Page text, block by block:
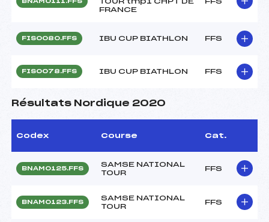
FRANCE
FIS0080.FFS IBU CUP BIATHLON FFS
FIS0078.FFS IBU CUP BIATHLON FFS
Résultats Nordique 2020
Codex Course Cat.
BNAM0125.FFS
SAMSE NATIONAL
TOUR
FFS
BNAM0123.FFS
SAMSE NATIONAL
TOUR
FFS